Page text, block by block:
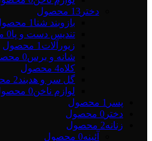
دختر 13 محصول
بازوبند شنا 1 محصول
تندیس دست و پا0 محصول
زیورآلات 1 محصول
شانه و برس0 محصول
کلاه4 محصول
گل سر و هدبند2 محصول
لوازم ناخن0 محصول
پسر 1 محصول
دختر 0 محصول
زنانه2 محصول
آئینه0 محصول